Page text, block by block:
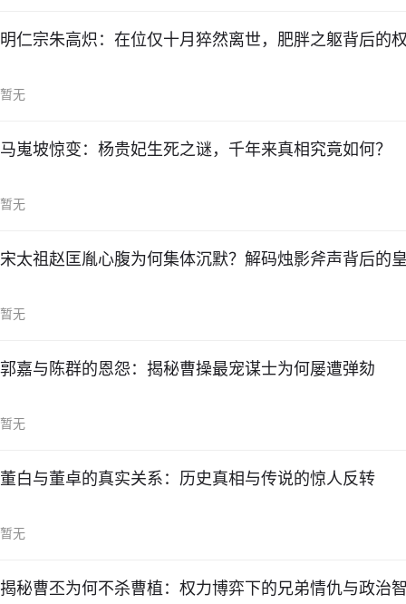
明仁宗朱高炽：在位仅十月猝然离世，肥胖之躯背后的
暂无
马嵬坡惊变：杨贵妃生死之谜，千年来真相究竟如何？
暂无
宋太祖赵匡胤心腹为何集体沉默？解码烛影斧声背后的
暂无
郭嘉与陈群的恩怨：揭秘曹操最宠谋士为何屡遭弹劾
暂无
董白与董卓的真实关系：历史真相与传说的惊人反转
暂无
揭秘曹丕为何不杀曹植：权力博弈下的兄弟情仇与政治